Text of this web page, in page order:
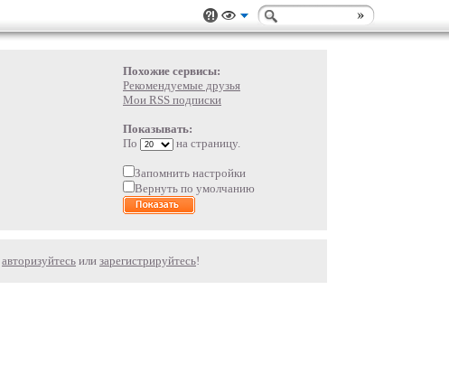
Похожие сервисы:
Рекомендуемые друзья
Мои RSS подписки
Показывать:
По
на страницу.
Запомнить настройки
Вернуть по умолчанию
авторизуйтесь или зарегистрируйтесь!